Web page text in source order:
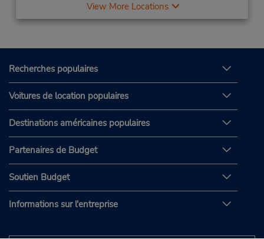
View More Locations
Recherches populaires
Voitures de location populaires
Destinations américaines populaires
Partenaires de Budget
Soutien Budget
Informations sur l'entreprise